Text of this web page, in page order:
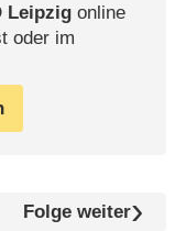
Leipzigonline
oder im
Folge weiter